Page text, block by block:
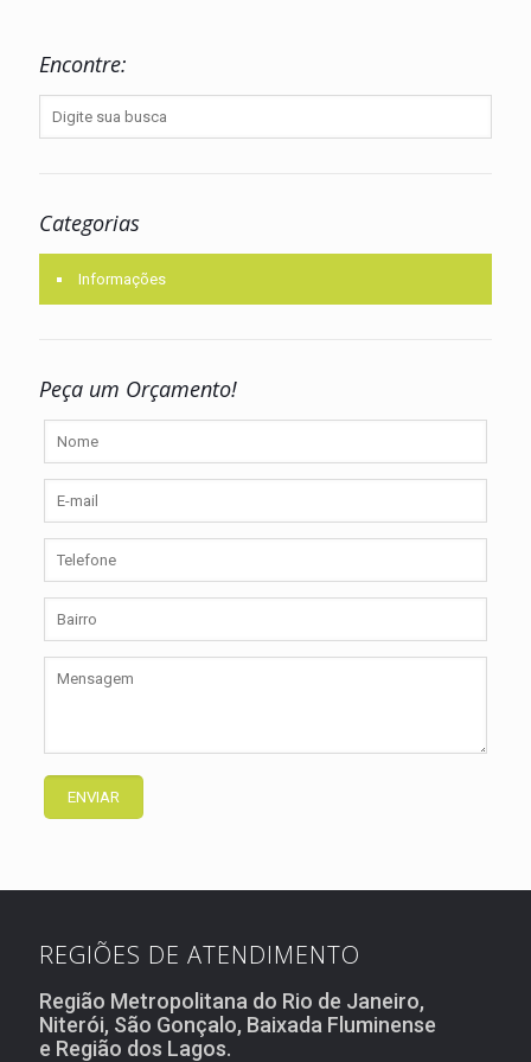
Encontre:
Categorias
Informações
Peça um Orçamento!
REGIÕES DE ATENDIMENTO
Região Metropolitana do Rio de Janeiro,
Niterói, São Gonçalo, Baixada Fluminense
e Região dos Lagos.